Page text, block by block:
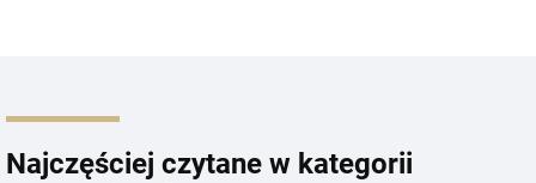
Najczęściej czytane w kategorii